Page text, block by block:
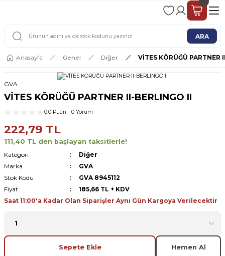
2 - 4 İŞ GÜNÜ İÇERİSİNDE KARGO
ARA
Anasayfa Genel Diğer VİTES KÖRÜĞÜ PARTNER
GVA
VİTES KÖRÜĞÜ PARTNER II-BERLINGO II
0.0 Puan - 0 Yorum
222,79 TL
111,40 TL den başlayan taksitlerle!
Kategori
Diğer
Marka
GVA
Stok Kodu
GVA 8945112
Fiyat
185,66 TL + KDV
Saat 11:00'a Kadar Olan Siparişler Aynı Gün Kargoya Verilecektir
Sepete Ekle Hemen Al